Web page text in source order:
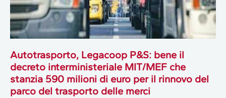
Autotrasporto, Legacoop P&S: bene il
decreto interministeriale MIT/MEF che
stanzia 590 milioni di euro per il rinnovo del
parco del trasporto delle merci